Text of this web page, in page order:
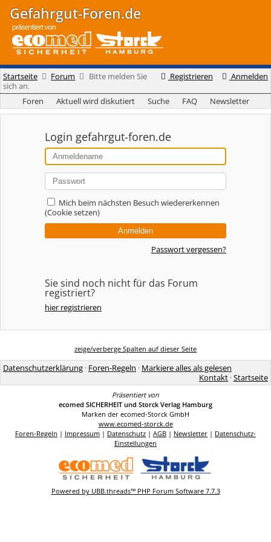
Gefahrgut-Foren.de
Registrieren Anmelden
Startseite Forum
Bitte melden Sie
sich an.
Foren
Aktuell wird diskutiert Suche FAQ Newsletter
Login gefahrgut-foren.de
Mich beim nächsten Besuch wiedererkennen
(Cookie setzen)
Passwort vergessen?
Sie sind noch nicht für das Forum
registriert?
hier registrieren
zeige/verberge Spalten auf dieser Seite
Datenschutzerklärung · Foren-Regeln · Markiere alles als gelesen
Kontakt ·Startseite
Präsentiert von
ecomed SICHERHEIT und Storck Verlag Hamburg
Marken der ecomed-Storck GmbH
www.ecomed-storck.de
Foren-Regeln | Impressum | Datenschutz | AGB | Newsletter | Datenschutz-
Einstellungen
Powered by UBB.threads™ PHP Forum Software 7.7.3